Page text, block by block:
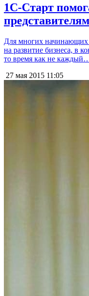
1С-Старт
Для многих начинающих
на развитие бизнеса, в
то время как не
27 мая 2015 11:05